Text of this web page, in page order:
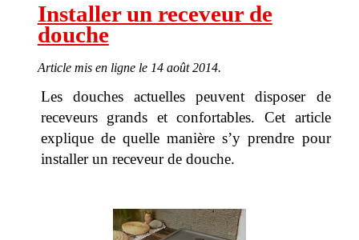
Installer un receveur de
douche
Article mis en ligne le 14 août 2014.
Les douches actuelles peuvent disposer de
receveurs grands et confortables. Cet article
explique de quelle manière s’y prendre pour
installer un receveur de douche.